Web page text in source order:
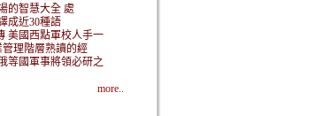
的智慧大全 處
成近30種語
美國西點軍校人手一
理階層熟讀的經
等國軍事將領必研之
more..